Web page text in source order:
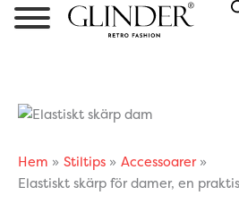
Hem Stiltips
Accessoarer
Elastiskt skärp för damer, en